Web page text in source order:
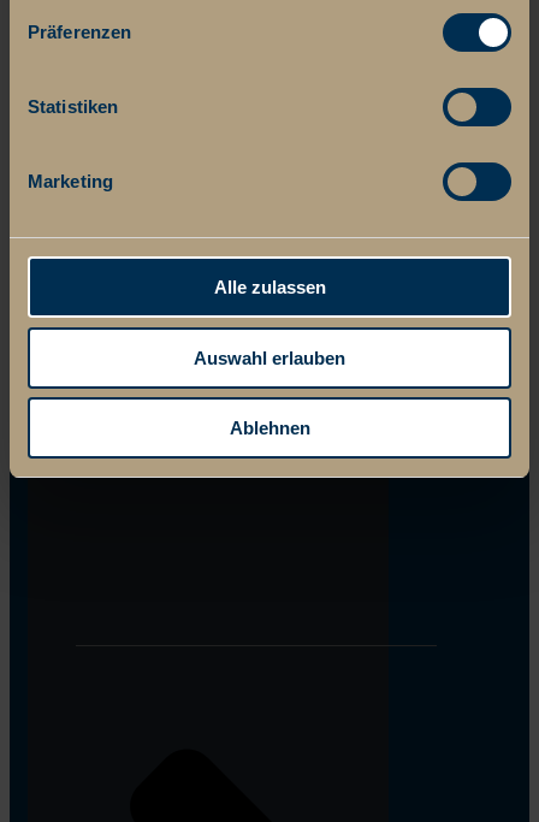
Präferenzen
Statistiken
Marketing
Alle zulassen
Auswahl erlauben
Ablehnen